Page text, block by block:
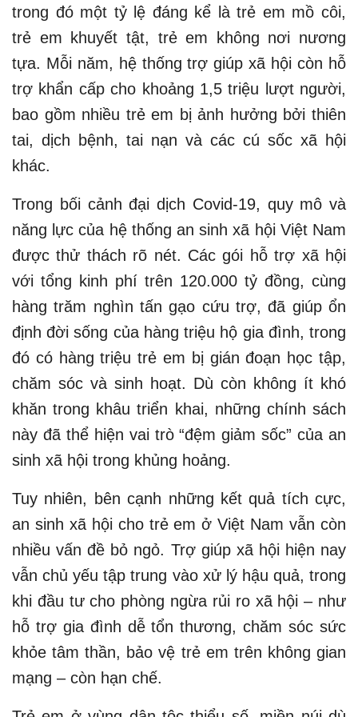
trong đó một tỷ lệ đáng kể là trẻ em mồ côi,
trẻ em khuyết tật, trẻ em không nơi nương
tựa. Mỗi năm, hệ thống trợ giúp xã hội còn hỗ
trợ khẩn cấp cho khoảng 1,5 triệu lượt người,
bao gồm nhiều trẻ em bị ảnh hưởng bởi thiên
tai, dịch bệnh, tai nạn và các cú sốc xã hội
khác.
Trong bối cảnh đại dịch Covid-19, quy mô và
năng lực của hệ thống an sinh xã hội Việt Nam
được thử thách rõ nét. Các gói hỗ trợ xã hội
với tổng kinh phí trên 120.000 tỷ đồng, cùng
hàng trăm nghìn tấn gạo cứu trợ, đã giúp ổn
định đời sống của hàng triệu hộ gia đình, trong
đó có hàng triệu trẻ em bị gián đoạn học tập,
chăm sóc và sinh hoạt. Dù còn không ít khó
khăn trong khâu triển khai, những chính sách
này đã thể hiện vai trò “đệm giảm sốc” của an
sinh xã hội trong khủng hoảng.
Tuy nhiên, bên cạnh những kết quả tích cực,
an sinh xã hội cho trẻ em ở Việt Nam vẫn còn
nhiều vấn đề bỏ ngỏ. Trợ giúp xã hội hiện nay
vẫn chủ yếu tập trung vào xử lý hậu quả, trong
khi đầu tư cho phòng ngừa rủi ro xã hội – như
hỗ trợ gia đình dễ tổn thương, chăm sóc sức
khỏe tâm thần, bảo vệ trẻ em trên không gian
mạng – còn hạn chế.